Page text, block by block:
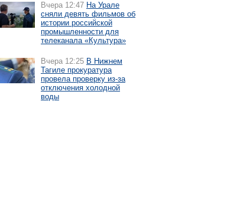
Вчера 12:47 На Урале
сняли девять фильмов об
истории российской
промышленности для
телеканала «Культура»
Вчера 12:25 В Нижнем
Тагиле прокуратура
провела проверку из-за
отключения холодной
воды